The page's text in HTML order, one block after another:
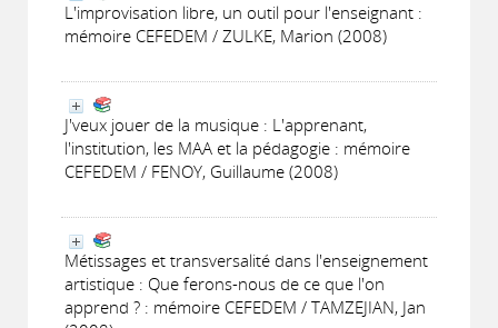
L'improvisation libre, un outil pour l'enseignant :
mémoire CEFEDEM / ZULKE, Marion (2008)
J'veux jouer de la musique : L'apprenant,
l'institution, les MAA et la pédagogie : mémoire
CEFEDEM / FENOY, Guillaume (2008)
Métissages et transversalité dans l'enseignement
artistique : Que ferons-nous de ce que l'on
apprend ? : mémoire CEFEDEM / TAMZEJIAN, Jan